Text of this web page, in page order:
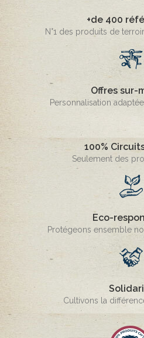
+de 400
N°1 des produits de
Offres sur-
Personnalisation
100%
Seulement des
Eco-
Protégeons ensemble
Cultivons la